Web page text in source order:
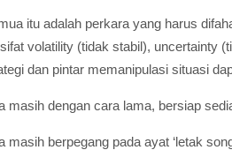
itu adalah perkara yang harus
volatility (tidak stabil), uncertainty
dan pintar memanipulasi situasi
masih dengan cara lama, bersiap
masih berpegang pada ayat ‘letak